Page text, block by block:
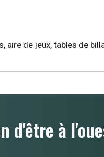
aire de jeux, tables de
d'être à